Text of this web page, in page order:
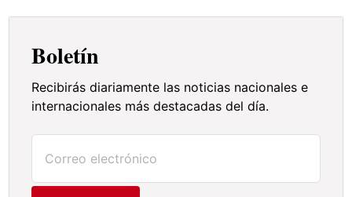
Boletín
Recibirás diariamente las noticias nacionales e
internacionales más destacadas del día.